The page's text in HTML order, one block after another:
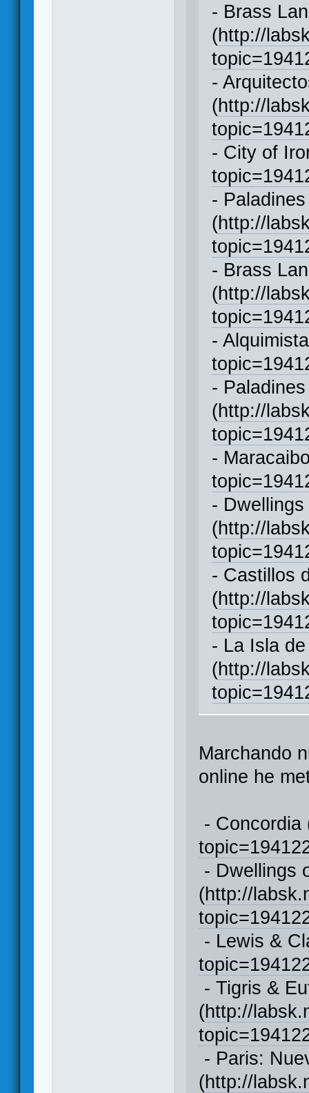
- Brass
(http://
-
(http://
- City of
-
(http://
- Brass
(http://
-
-
(http://
-
-
(http://
- Castillos
(http://
- La Isla
(http://
Marchando
online he
- Concordia
- Dwellings
(http://
- Lewis &
- Tigris &
(http://
- Paris:
(http://